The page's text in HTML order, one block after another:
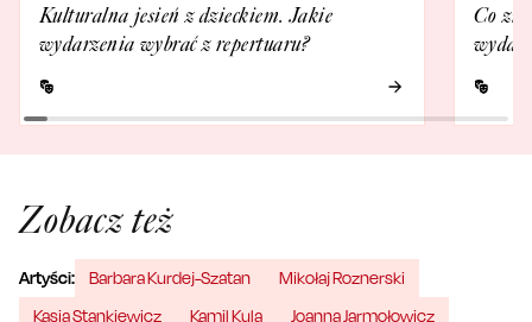
Kulturalna jesień z dzieckiem. Jakie
wydarzenia wybrać z repertuaru?
Co
Zobacz też
Artyści: Barbara Kurdej-Szatan
Mikołaj Roznerski
Kasia Stankiewicz
Kamil Kula Joanna Jarmołowicz